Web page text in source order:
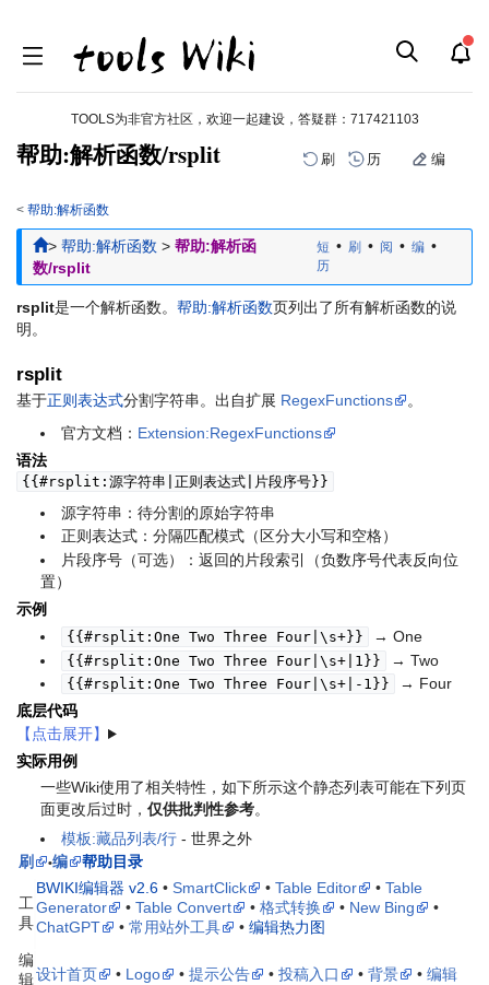
TOOLS为非官方社区，欢迎一起建设，答疑群： 717421103
帮助:解析函数/rsplit 刷 历 编
< 帮助:解析函数
跳
跳
> 帮助:解析函数 > 帮助:解析函
数/rsplit
短 • 刷 • 阅 • 编 •
历
rsplit是一个解析函数。 帮助:解析函数页列出了所有解析函数的说
明。
rsplit
基于正则表达式分割字符串。出自扩展 RegexFunctions
。
官方文档： Extension:RegexFunctions
语法
{{#rsplit:源字符串|正则表达式|片段序号}}
源字符串：待分割的原始字符串
正则表达式：分隔匹配模式（区分大小写和空格）
片段序号（可选）：返回的片段索引（负数序号代表反向位
置）
示例
{{#rsplit:One Two Three Four|\s+}} → One
{{#rsplit:One Two Three Four|\s+|1}} → Two
{{#rsplit:One Two Three Four|\s+|-1}}
→ Four
底层代码
实际用例
一些Wiki使用了相关特性，如下所示这个静态列表可能在下列页
面更改后过时 ，仅供批判性参考。
模板:藏品列表/行 - 世界之外
刷
•编 帮助目录
工
具
BWIKI编辑器 v2.6 • SmartClick • Table Editor • Table
Generator
• Table Convert • 格式转换 • New Bing
•
ChatGPT
• 常用站外工具 • 编辑热力图
编
辑设计首页 • Logo • 提示公告 • 投稿入口 • 背景 • 编辑